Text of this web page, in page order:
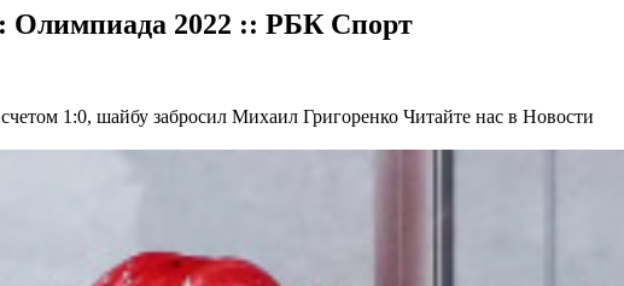
Олимпиада 2022 :: РБК Спорт
1:0, шайбу забросил Михаил Григоренко Читайте нас в Новости